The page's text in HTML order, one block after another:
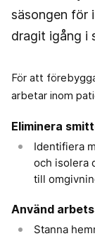
säsongen för
dragit igång i
För att
arbetar inom
Eliminera
Identifiera
och isolera
till
Använd
Stanna